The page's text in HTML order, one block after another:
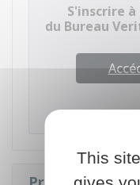
S'inscrire
du Bureau
This